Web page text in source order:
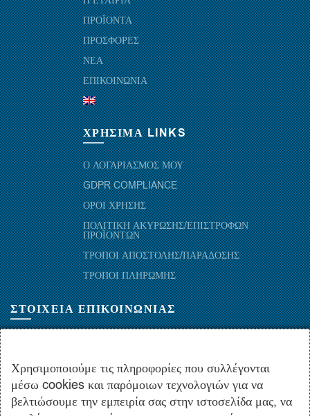
ΠΡΟΪΟΝΤΑ
ΠΡΟΣΦΟΡΕΣ
ΝΕΑ
ΕΠΙΚΟΙΝΩΝΙΑ
ΧΡΗΣΙΜΑ LINKS
Ο ΛΟΓΑΡΙΑΣΜΟΣ ΜΟΥ
GDPR COMPLIANCE
ΟΡΟΙ ΧΡΗΣΗΣ
ΠΟΛΙΤΙΚΗ ΑΚΥΡΩΣΗΣ/ΕΠΙΣΤΡΟΦΩΝ
ΠΡΟΪΟΝΤΩΝ
ΤΡΟΠΟΙ ΑΠΟΣΤΟΛΗΣ/ΠΑΡΑΔΟΣΗΣ
ΤΡΟΠΟΙ ΠΛΗΡΩΜΗΣ
ΣΤΟΙΧΕΙΑ ΕΠΙΚΟΙΝΩΝΙΑΣ
+30.210-5143367,+30.210-5154659,+30.210-5147842
+30.210-5133976
info@hydropac.gr
Χρησιμοποιούμε τις πληροφορίες που συλλέγονται
μέσω cookies και παρόμοιων τεχνολογιών για να
βελτιώσουμε την εμπειρία σας στην ιστοσελίδα μας, να